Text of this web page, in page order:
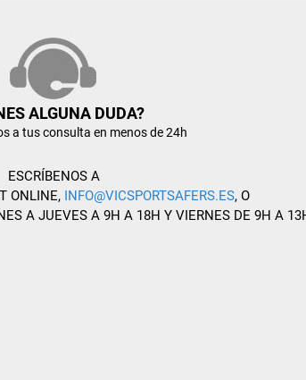
ALGUNA DUDA?
a tus consulta en menos de 24h
ESCRÍBENOS A
ONLINE, INFO@VICSPORTSAFERS.ES, O
A JUEVES A 9H A 18H Y VIERNES DE 9H A